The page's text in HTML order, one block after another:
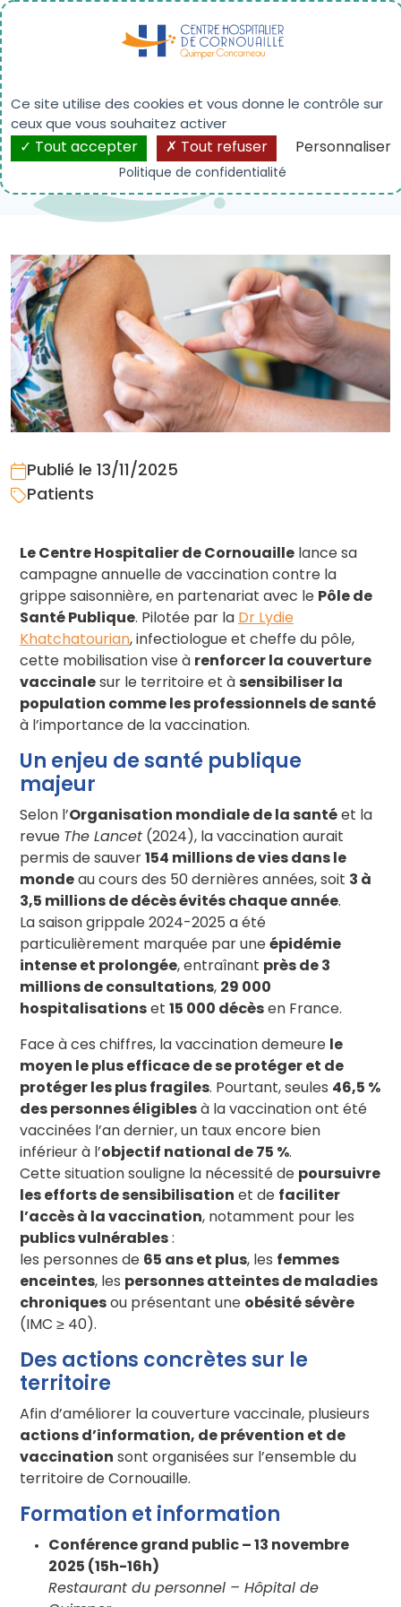
Vaccination Grippe : Tous
mobilisés
Publié le 13/11/2025
Patients
Le Centre Hospitalier de Cornouaille lance sa
campagne annuelle de vaccination contre la
grippe saisonnière, en partenariat avec le Pôle de
Santé Publique. Pilotée par la Dr Lydie
Khatchatourian, infectiologue et cheffe du pôle,
cette mobilisation vise à renforcer la couverture
vaccinale sur le territoire et à sensibiliser la
population comme les professionnels de santé
à l’importance de la vaccination.
Un enjeu de santé publique
majeur
Selon l’Organisation mondiale de la santé et la
revue The Lancet (2024), la vaccination aurait
permis de sauver 154 millions de vies dans le
monde au cours des 50 dernières années, soit 3 à
3,5 millions de décès évités chaque année.
La saison grippale 2024-2025 a été
particulièrement marquée par une épidémie
intense et prolongée, entraînant près de 3
millions de consultations, 29 000
hospitalisations et 15 000 décès en France.
Face à ces chiffres, la vaccination demeure
le
moyen le plus efficace de se protéger et de
protéger les plus fragiles. Pourtant, seules 46,5 %
des personnes éligibles à la vaccination ont été
vaccinées l’an dernier, un taux encore bien
inférieur à l’objectif national de 75 %.
Cette situation souligne la nécessité de poursuivre
les efforts de sensibilisation et de faciliter
l’accès à la vaccination, notamment pour les
publics vulnérables :
les personnes de 65 ans et plus, les femmes
enceintes, les personnes atteintes de maladies
chroniques ou présentant une obésité sévère
(IMC ≥ 40).
Des actions concrètes sur le
territoire
Afin d’améliorer la couverture vaccinale, plusieurs
actions d’information, de prévention et de
vaccination sont organisées sur l’ensemble du
territoire de Cornouaille.
Formation et information
Conférence grand public – 13 novembre
2025 (15h-16h)
Restaurant du personnel – Hôpital de
Panneau de gestion des cookies
Ce site utilise des cookies et vous donne le contrôle sur
ceux que vous souhaitez activer
Tout accepter Tout refuser Personnaliser
Politique de confidentialité